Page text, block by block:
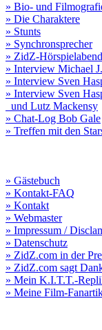
» Bio- und
» Die Charaktere
» Stunts
» Synchronsprecher
» ZidZ-
» Interview Michael
» Interview Sven
» Interview Sven
und Lutz Mackensy
» Chat-Log Bob Gale
» Treffen mit den
» Gästebuch
» Kontakt-FAQ
» Kontakt
» Webmaster
» Impressum /
» Datenschutz
» ZidZ.com in der
» ZidZ.com sagt
» Mein K.I.T.T.-
» Meine Film-